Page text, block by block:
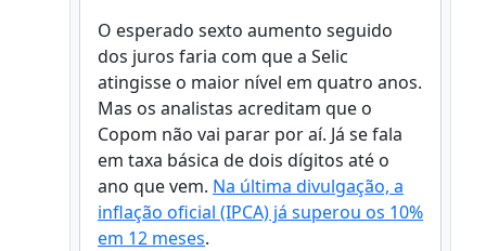
O esperado sexto aumento seguido
dos juros faria com que a Selic
atingisse o maior nível em quatro anos.
Mas os analistas acreditam que o
Copom não vai parar por aí. Já se fala
em taxa básica de dois dígitos até o
ano que vem. Na última divulgação, a
inflação oficial (IPCA) já superou os 10%
em 12 meses.